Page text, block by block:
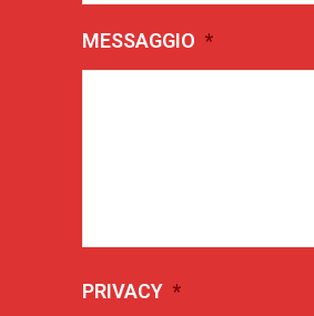
MESSAGGIO *
PRIVACY *